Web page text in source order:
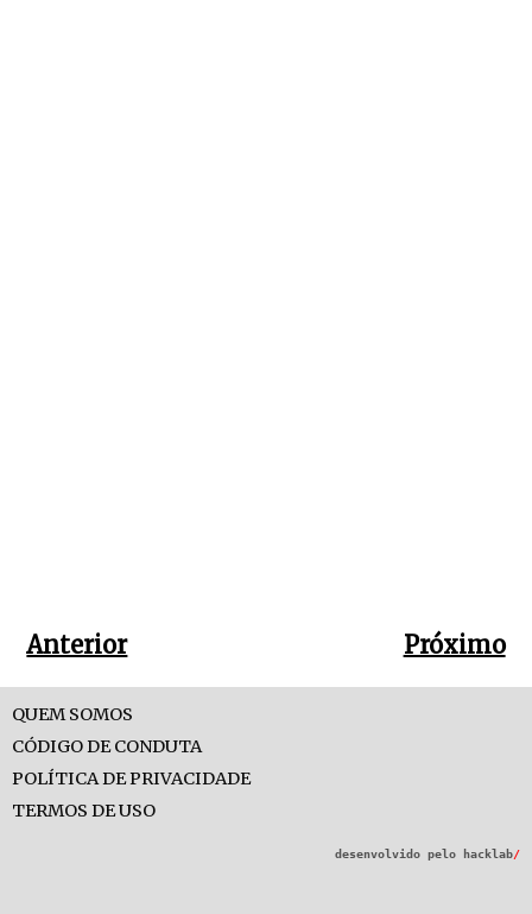
Anterior Próximo
QUEM SOMOS
CÓDIGO DE CONDUTA
POLÍTICA DE PRIVACIDADE
TERMOS DE USO
desenvolvido pelo hacklab/